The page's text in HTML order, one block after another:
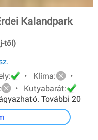
Kalandpark
től)
• Klíma:
•
• Kutyabarát:
További 20